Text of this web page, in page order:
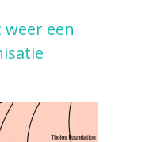
een